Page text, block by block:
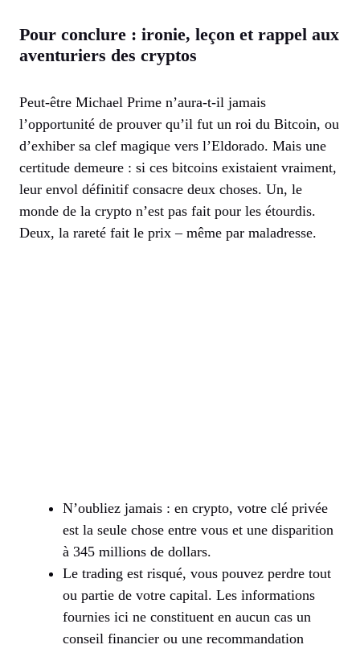
Pour conclure : ironie, leçon et rappel aux
aventuriers des cryptos
Peut-être Michael Prime n’aura-t-il jamais
l’opportunité de prouver qu’il fut un roi du Bitcoin, ou
d’exhiber sa clef magique vers l’Eldorado. Mais une
certitude demeure : si ces bitcoins existaient vraiment,
leur envol définitif consacre deux choses. Un, le
monde de la crypto n’est pas fait pour les étourdis.
Deux, la rareté fait le prix – même par maladresse.
N’oubliez jamais : en crypto, votre clé privée
est la seule chose entre vous et une disparition
à 345 millions de dollars.
Le trading est risqué, vous pouvez perdre tout
ou partie de votre capital. Les informations
fournies ici ne constituent en aucun cas un
conseil financier ou une recommandation